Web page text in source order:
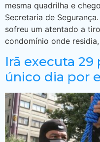
mesma quadrilha e
Secretaria de
sofreu um atentado a
condomínio onde
Irã executa 29
único dia por